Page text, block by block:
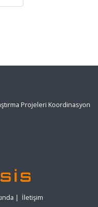
Projeleri Koordinasyon
| İletişim